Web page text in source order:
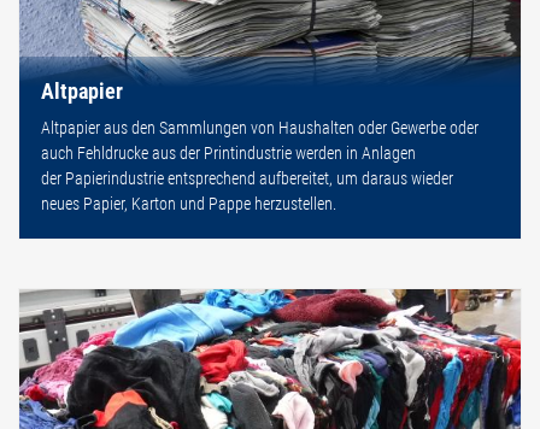
Altpapier
Altpapier aus den Sammlungen von Haushalten oder Gewerbe oder
auch Fehldrucke aus der Printindustrie werden in Anlagen
der Papierindustrie entsprechend aufbereitet, um daraus wieder
neues Papier, Karton und Pappe herzustellen.